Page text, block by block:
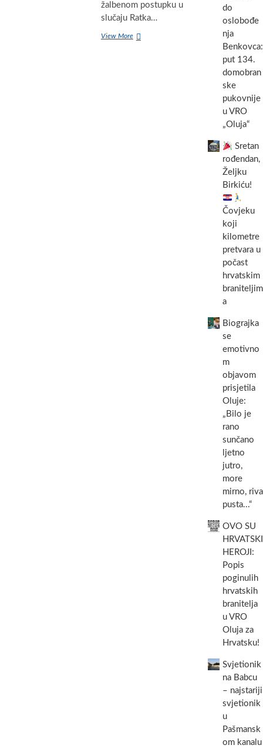
žalbenom postupku u
slučaju Ratka…
View MoreDr.
do
oslobođe
nja
Benkovca:
put 134.
domobran
ske
pukovnije
u VRO
„Oluja“
Sretan
rođendan,
Željku
Birkiću!
Čovjeku
koji
kilometre
pretvara u
počast
hrvatskim
braniteljim
a
Biograjka
se
emotivno
m
objavom
prisjetila
Oluje:
„Bilo je
rano
sunčano
ljetno
jutro,
more
mirno, riva
pusta...“
OVO SU
HRVATSKI
HEROJI:
Popis
poginulih
hrvatskih
branitelja
u VRO
Oluja za
Hrvatsku!
Svjetionik
na Babcu
– najstariji
svjetionik
u
Pašmansk
om kanalu